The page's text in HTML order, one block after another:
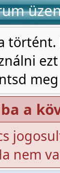
történt.
a
nem